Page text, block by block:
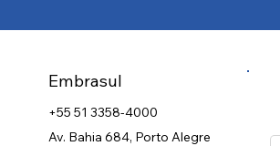
Embrasul
+55 51 3358-4000
Av. Bahia 684, Porto Alegre